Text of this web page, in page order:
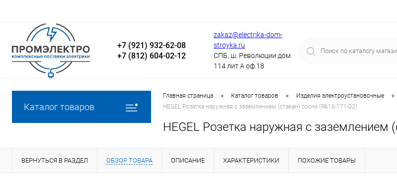
+7 (921) 932-62-08
+7 (812) 604-02-12
zakaz@electrika-dom-
stroyka.ru
СПБ, ш. Революции дом
114 лит А оф.18
Каталог товаров
Главная страница • Каталог товаров • Изделия электроустановочные •
HEGEL Розетка наружная с заземлением (стакан) сосна (РА16-171-02)
HEGEL Розетка наружная с заземлением
ВЕРНУТЬСЯ В РАЗДЕЛ ОБЗОР ТОВАРА ОПИСАНИЕ ХАРАКТЕРИСТИКИ ПОХОЖИЕ ТОВАРЫ